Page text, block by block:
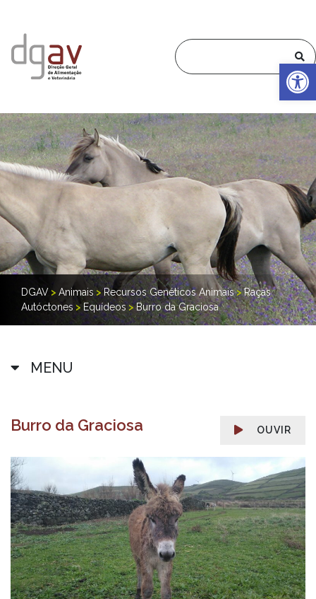
DGAV > Animais >Recursos Genéticos Animais>Raças
Autóctones > Equídeos>Burro da Graciosa
MENU
OUVIR
Burro da Graciosa